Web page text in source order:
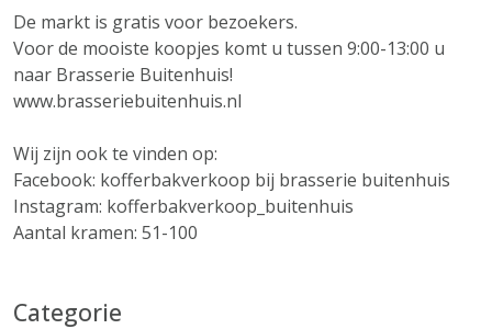
De markt is gratis voor bezoekers.
Voor de mooiste koopjes komt u tussen 9:00-13:00 u
naar Brasserie Buitenhuis!
www.brasseriebuitenhuis.nl
Wij zijn ook te vinden op:
Facebook: kofferbakverkoop bij brasserie buitenhuis
Instagram: kofferbakverkoop_buitenhuis
Aantal kramen: 51-100
Categorie